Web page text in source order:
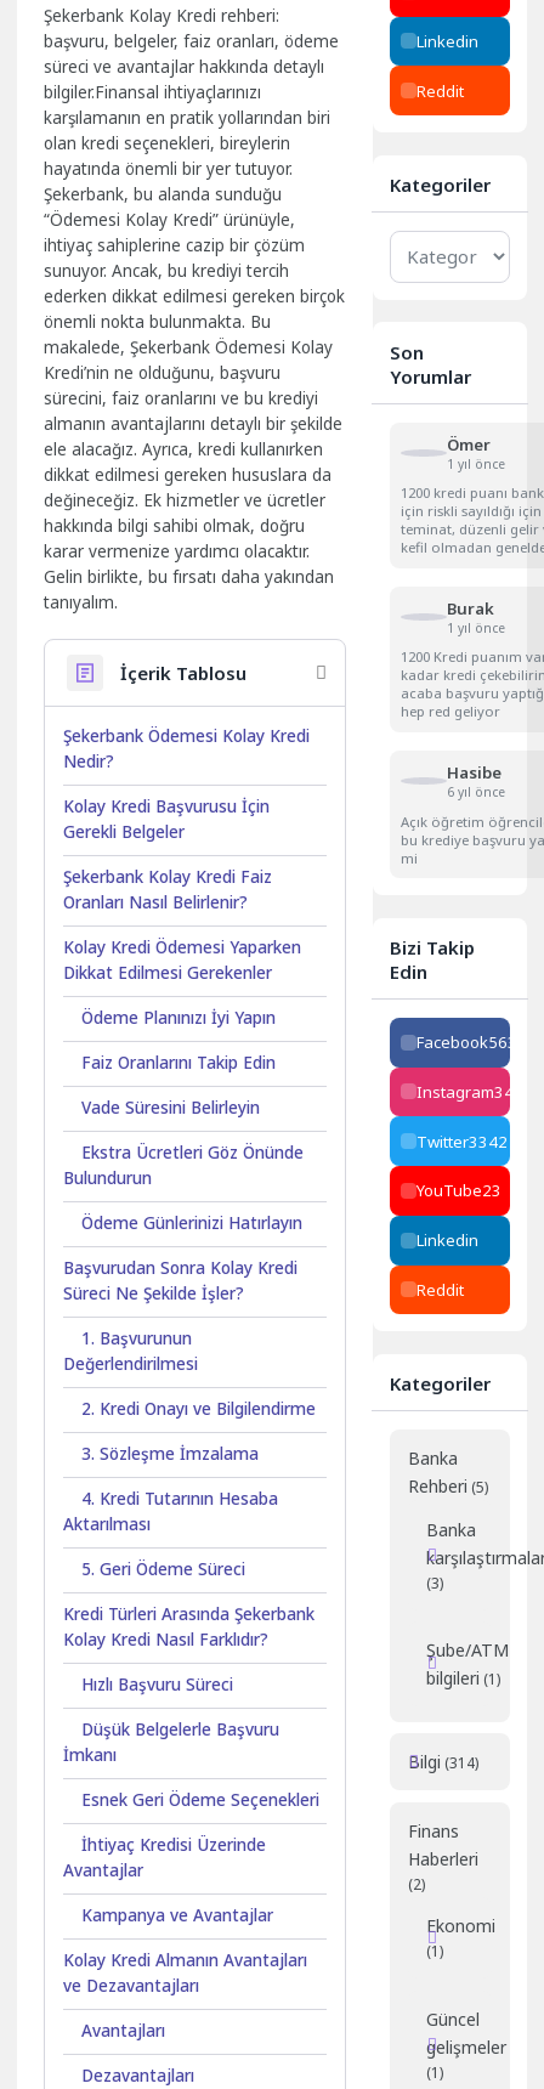
Şekerbank Kolay Kredi rehberi:
başvuru, belgeler, faiz oranları, ödeme
süreci ve avantajlar hakkında detaylı
bilgiler.Finansal ihtiyaçlarınızı
karşılamanın en pratik yollarından biri
olan kredi seçenekleri, bireylerin
hayatında önemli bir yer tutuyor.
Şekerbank, bu alanda sunduğu
“Ödemesi Kolay Kredi” ürünüyle,
ihtiyaç sahiplerine cazip bir çözüm
sunuyor. Ancak, bu krediyi tercih
ederken dikkat edilmesi gereken birçok
önemli nokta bulunmakta. Bu
makalede, Şekerbank Ödemesi Kolay
Kredi’nin ne olduğunu, başvuru
sürecini, faiz oranlarını ve bu krediyi
almanın avantajlarını detaylı bir şekilde
ele alacağız. Ayrıca, kredi kullanırken
dikkat edilmesi gereken hususlara da
değineceğiz. Ek hizmetler ve ücretler
hakkında bilgi sahibi olmak, doğru
karar vermenize yardımcı olacaktır.
Gelin birlikte, bu fırsatı daha yakından
tanıyalım.
İçerik Tablosu
Şekerbank Ödemesi Kolay Kredi
Nedir?
Kolay Kredi Başvurusu İçin
Gerekli Belgeler
Şekerbank Kolay Kredi Faiz
Oranları Nasıl Belirlenir?
Kolay Kredi Ödemesi Yaparken
Dikkat Edilmesi Gerekenler
Ödeme Planınızı İyi Yapın
Faiz Oranlarını Takip Edin
Vade Süresini Belirleyin
Ekstra Ücretleri Göz Önünde
Bulundurun
Ödeme Günlerinizi Hatırlayın
Başvurudan Sonra Kolay Kredi
Süreci Ne Şekilde İşler?
1. Başvurunun
Değerlendirilmesi
2. Kredi Onayı ve Bilgilendirme
3. Sözleşme İmzalama
4. Kredi Tutarının Hesaba
Aktarılması
5. Geri Ödeme Süreci
Kredi Türleri Arasında Şekerbank
Kolay Kredi Nasıl Farklıdır?
Hızlı Başvuru Süreci
Düşük Belgelerle Başvuru
İmkanı
Esnek Geri Ödeme Seçenekleri
İhtiyaç Kredisi Üzerinde
Avantajlar
Kampanya ve Avantajlar
Kolay Kredi Almanın Avantajları
ve Dezavantajları
Avantajları
Dezavantajları
Linkedin
Reddit
Kategoriler
Kategoriler
Son
Yorumlar
Ömer
1 yıl önce
1200 kredi puanı
için riskli sayıldığı için
teminat, düzenli gelir
kefil olmadan
Burak
1 yıl önce
1200 Kredi puanım
kadar kredi
acaba başvuru
hep red geliyor
Hasibe
6 yıl önce
Açık öğretim
bu krediye başvuru
mi
Bizi Takip
Edin
Facebook563
Instagram34223
Twitter3342
YouTube23
Linkedin
Reddit
Kategoriler
Banka
Rehberi (5)
Banka
(3)
Şube/ATM
bilgileri (1)
Bilgi (314)
Finans
Haberleri
(2)
Ekonomi
(1)
Güncel
gelişmeler
(1)